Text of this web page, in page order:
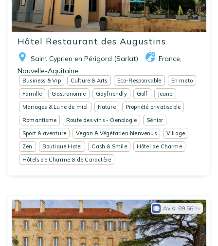
Hôtel Restaurant des Augustins
Saint Cyprien en Périgord (Sarlat) France
Nouvelle-Aquitaine
Business & Vrp Culture & Arts Eco-Responsable
En moto
Famille
Gastronomie Gayfriendly Golf
Jeune
Mariages & Lune de miel
Nature
Propriété privatisable
Romantisme
Route des vins - Oenologie
Sénior
Sport & aventure
Vegan & Végétarien bienvenus
Village
Zen
Boutique Hotel Cash & Smile
Hôtel de Charme
Hôtels de Charme & de Caractère
Avis: 89.56